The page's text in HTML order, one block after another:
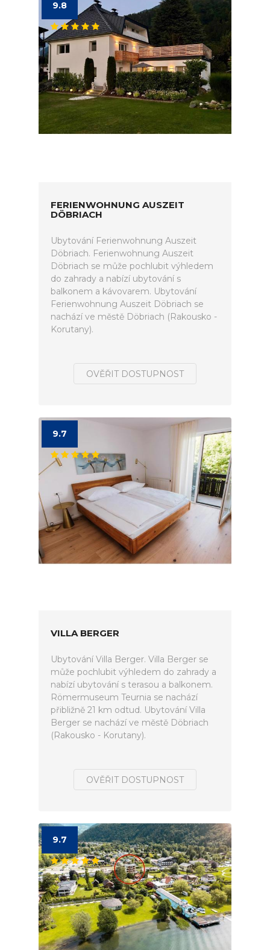
9.8
FERIENWOHNUNG AUSZEIT
DÖBRIACH
Ubytování Ferienwohnung Auszeit
Döbriach. Ferienwohnung Auszeit
Döbriach se může pochlubit výhledem
do zahrady a nabízí ubytování s
balkonem a kávovarem. Ubytování
Ferienwohnung Auszeit Döbriach se
nachází ve městě Döbriach (Rakousko -
Korutany).
OVĚŘIT DOSTUPNOST
9.7
VILLA BERGER
Ubytování Villa Berger. Villa Berger se
může pochlubit výhledem do zahrady a
nabízí ubytování s terasou a balkonem.
Römermuseum Teurnia se nachází
přibližně 21 km odtud. Ubytování Villa
Berger se nachází ve městě Döbriach
(Rakousko - Korutany).
OVĚŘIT DOSTUPNOST
9.7